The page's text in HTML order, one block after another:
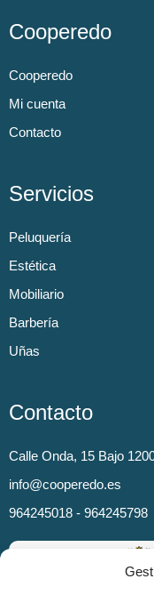
Cooperedo
Cooperedo
Mi cuenta
Contacto
Servicios
Peluquería
Estética
Mobiliario
Barbería
Uñas
Contacto
Calle Onda, 15 Bajo
info@cooperedo.es
964245018 - 964245798